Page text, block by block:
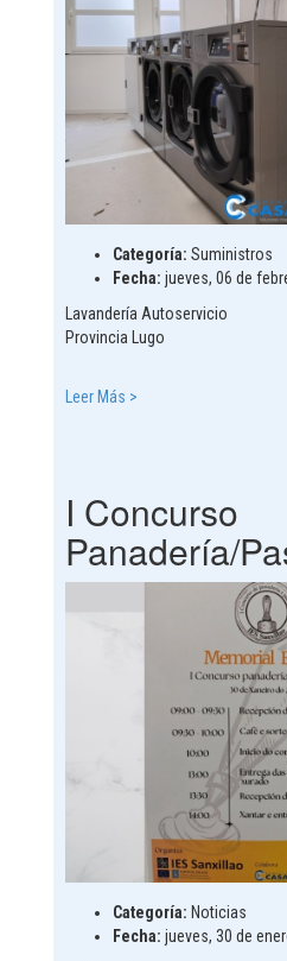
Categoría: Suministros
Fecha: jueves, 06 de
Lavandería Autoservicio
Provincia Lugo
Leer Más >
I Concurso
Panadería/
Categoría: Noticias
Fecha: jueves, 30 de